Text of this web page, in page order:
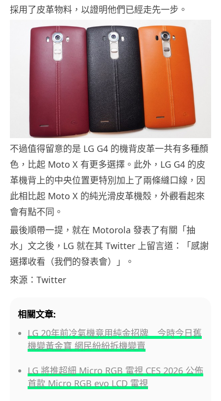
採用了皮革物料，以證明他們已經走先一步。
不過值得留意的是 LG G4 的機背皮革一共有多種顏
色，比起 Moto X 有更多選擇。此外，LG G4 的皮
革機背上的中央位置更特別加上了兩條縫口線，因
此相比起 Moto X 的純光滑皮革機殼，外觀看起來
會有點不同。
最後順帶一提，就在 Motorola 發表了有關「抽
水」文之後，LG 就在其 Twitter 上留言道：「感謝
選擇收看（我們的發表會）」。
來源：Twitter
相關文章:
LG 20年前冷氣機竟用純金招牌 今時今日舊
機變黃金寶 網民紛紛拆機變賣
LG 將推超細 Micro RGB 電視 CES 2026 公佈
首款 Micro RGB evo LCD 電視